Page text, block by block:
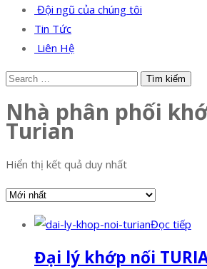
Đội ngũ của chúng tôi
Tin Tức
Liên Hệ
Nhà phân phối
Turian
Hiển thị kết quả duy nhất
Đọc tiếp
Đại lý khớp nối